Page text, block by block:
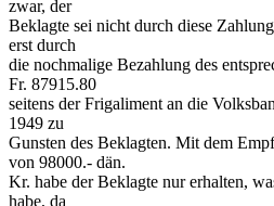
zwar, der
Beklagte sei nicht durch diese
erst durch
die nochmalige Bezahlung des
Fr. 87915.80
seitens der Frigaliment an die
1949 zu
Gunsten des Beklagten. Mit dem
von 98000.- dän.
Kr. habe der Beklagte nur erhalten,
habe, da